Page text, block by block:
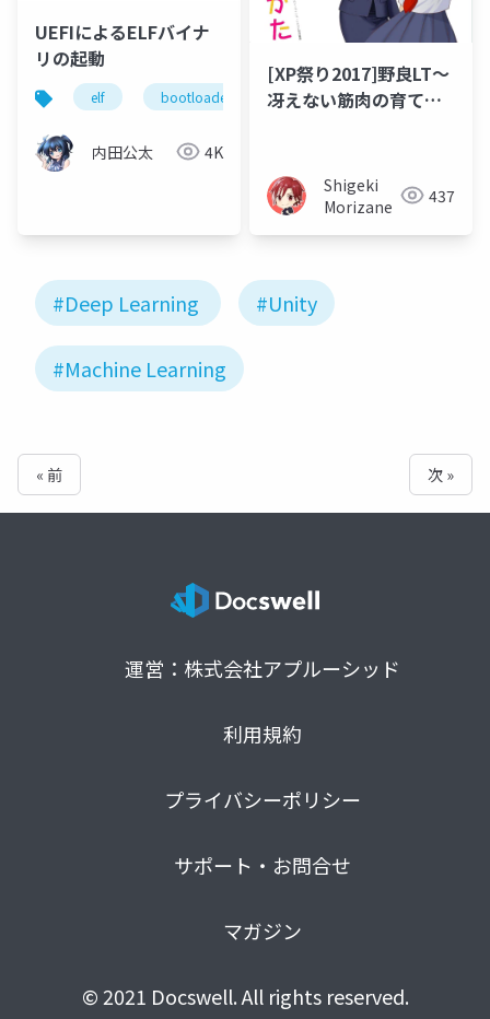
UEFIによるELFバイナ
リの起動
elf bootloader uefi osdev_moku2
内田公太 4K
[XP祭り2017]野良LT～
冴えない筋肉の育てか
Shigeki
Morizane
437
#Deep Learning #Unity
#Machine Learning
« 前 次 »
運営：株式会社アプルーシッド
利用規約
プライバシーポリシー
サポート・お問合せ
マガジン
© 2021 Docswell. All rights reserved.